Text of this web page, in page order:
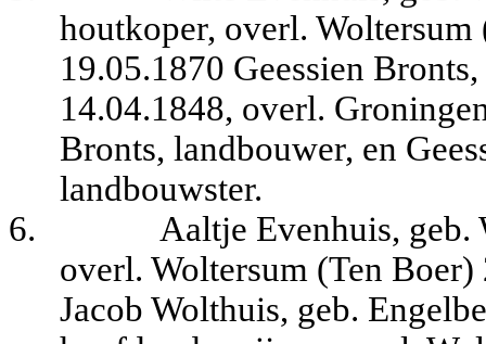
houtkoper, overl.
19.05.1870 Geessien
14.04.1848, overl.
Bronts, landbouwer, en
landbouwster.
6.
Aaltje Evenhuis, geb.
overl. Woltersum (Ten
Jacob Wolthuis, geb.